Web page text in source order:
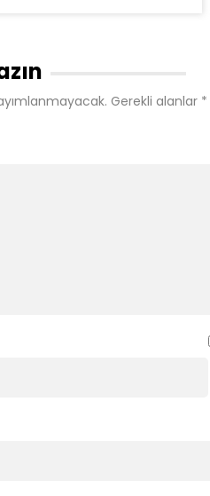
Gerekli alanlar *